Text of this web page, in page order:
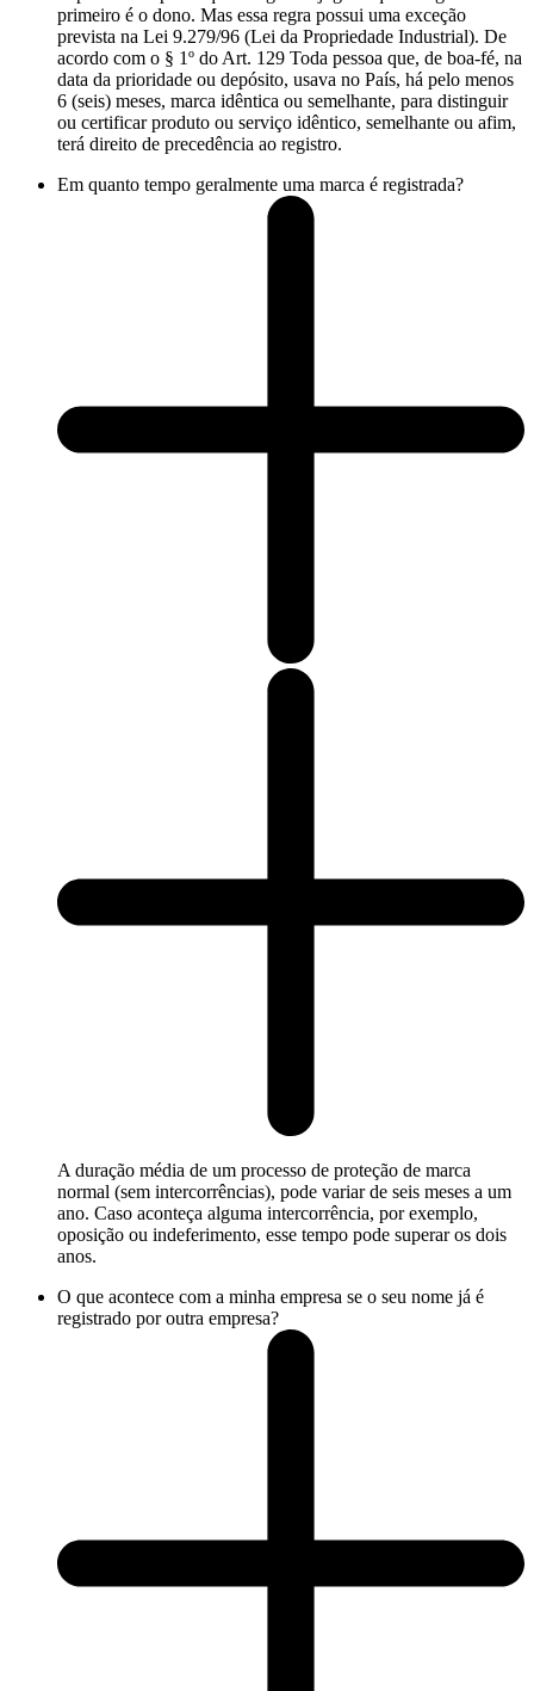
primeiro é o dono. Mas essa regra possui uma exceção
prevista na Lei 9.279/96 (Lei da Propriedade Industrial). De
acordo com o § 1º do Art. 129 Toda pessoa que, de boa-fé, na
data da prioridade ou depósito, usava no País, há pelo menos
6 (seis) meses, marca idêntica ou semelhante, para distinguir
ou certificar produto ou serviço idêntico, semelhante ou afim,
terá direito de precedência ao registro.
Em quanto tempo geralmente uma marca é registrada?
A duração média de um processo de proteção de marca
normal (sem intercorrências), pode variar de seis meses a um
ano. Caso aconteça alguma intercorrência, por exemplo,
oposição ou indeferimento, esse tempo pode superar os dois
anos.
O que acontece com a minha empresa se o seu nome já é
registrado por outra empresa?